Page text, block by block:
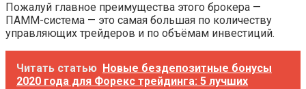
Пожалуй главное преимущества этого брокера —
ПАММ-система — это самая большая по количеству
управляющих трейдеров и по объёмам инвестиций.
Читать статью Новые бездепозитные бонусы
2020 года для Форекс трейдинга: 5 лучших